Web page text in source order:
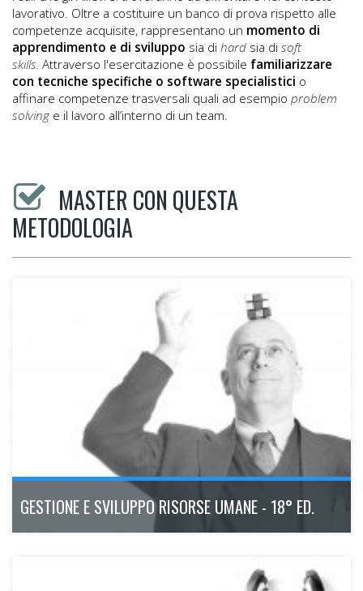
lavorativo. Oltre a costituire un banco di prova rispetto alle
competenze acquisite, rappresentano un momento di
apprendimento e di sviluppo sia di hard sia di soft
skills. Attraverso l'esercitazione è possibile familiarizzare
con tecniche specifiche o software specialistici o
affinare competenze trasversali quali ad esempio problem
solvinge il lavoro all’interno di un team.
MASTER CON QUESTA
METODOLOGIA
GESTIONE E SVILUPPO RISORSE UMANE - 18° ED.